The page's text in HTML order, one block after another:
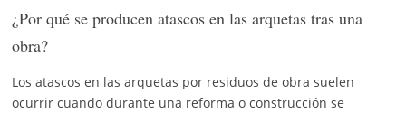
¿Por qué se producen atascos en las arquetas tras una
obra?
Los atascos en las arquetas por residuos de obra suelen
ocurrir cuando durante una reforma o construcción se